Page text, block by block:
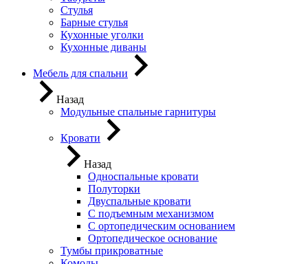
Стулья
Барные стулья
Кухонные уголки
Кухонные диваны
Мебель для спальни
Назад
Модульные спальные гарнитуры
Кровати
Назад
Односпальные кровати
Полуторки
Двуспальные кровати
С подъемным механизмом
С ортопедическим основанием
Ортопедическое основание
Тумбы прикроватные